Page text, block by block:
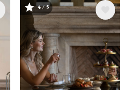
Afbeelding
4 / 5